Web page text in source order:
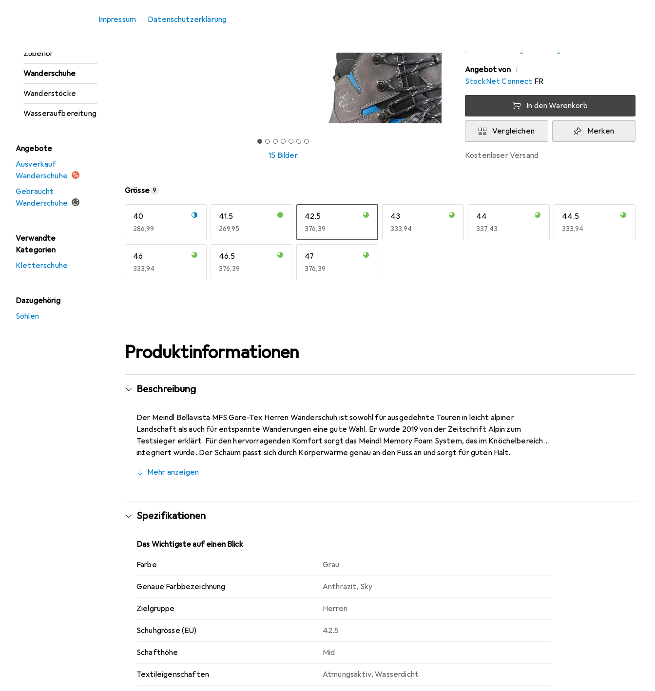
Impressum Datenschutzerklärung
Zubehör
Wanderschuhe
Wanderstöcke
Wasseraufbereitung
Angebote
Ausverkauf
Wanderschuhe
Gebraucht
Wanderschuhe
Verwandte
Kategorien
Kletterschuhe
Dazugehörig
Sohlen
15 Bilder
Angebot von i
StockNet Connect FR
In den Warenkorb
Vergleichen Merken
kostenloser Versand
Grösse 9
40
EUR
286,99
41.5
EUR
269,95
42.5
EUR
376,39
43
EUR
333,94
44
EUR
337,43
44.5
EUR
333,94
46
EUR
333,94
46.5
EUR
376,39
47
EUR
376,39
Produktinformationen
Beschreibung
Der Meindl Bellavista MFS Gore-Tex Herren Wanderschuh ist sowohl für ausgedehnte Touren in leicht alpiner
Landschaft als auch für entspannte Wanderungen eine gute Wahl. Er wurde 2019 von der Zeitschrift Alpin zum
Testsieger erklärt. Für den hervorragenden Komfort sorgt das Meindl Memory Foam System, das im Knöchelbereich
integriert wurde. Der Schaum passt sich durch Körperwärme genau an den Fuss an und sorgt für guten Halt.
Nicht zuletzt macht das Gore-Tex Material den Wanderschuh zuverlässig wasserfest.
Mehr anzeigen
Spezifikationen
Das Wichtigste auf einen Blick
Farbe Grau
Genaue Farbbezeichnung Anthrazit, Sky
Zielgruppe Herren
Schuhgrösse (EU) 42.5
Schafthöhe Mid
Textileigenschaften Atmungsaktiv,Wasserdicht